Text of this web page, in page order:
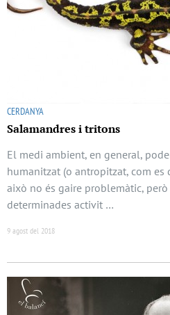
CERDANYA
Salamandres i tritons
El medi ambient, en general,
humanitzat (o antropitzat, com es
això no és gaire problemàtic,
determinades activit …
9 agost del 2018